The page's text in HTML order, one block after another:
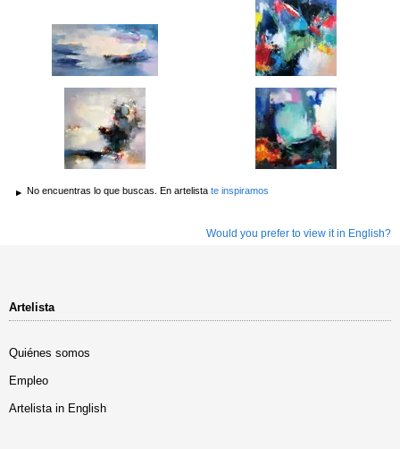
No encuentras lo que buscas. En artelista te inspiramos
Would you prefer to view it in English?
Artelista
Quiénes somos
Empleo
Artelista in English